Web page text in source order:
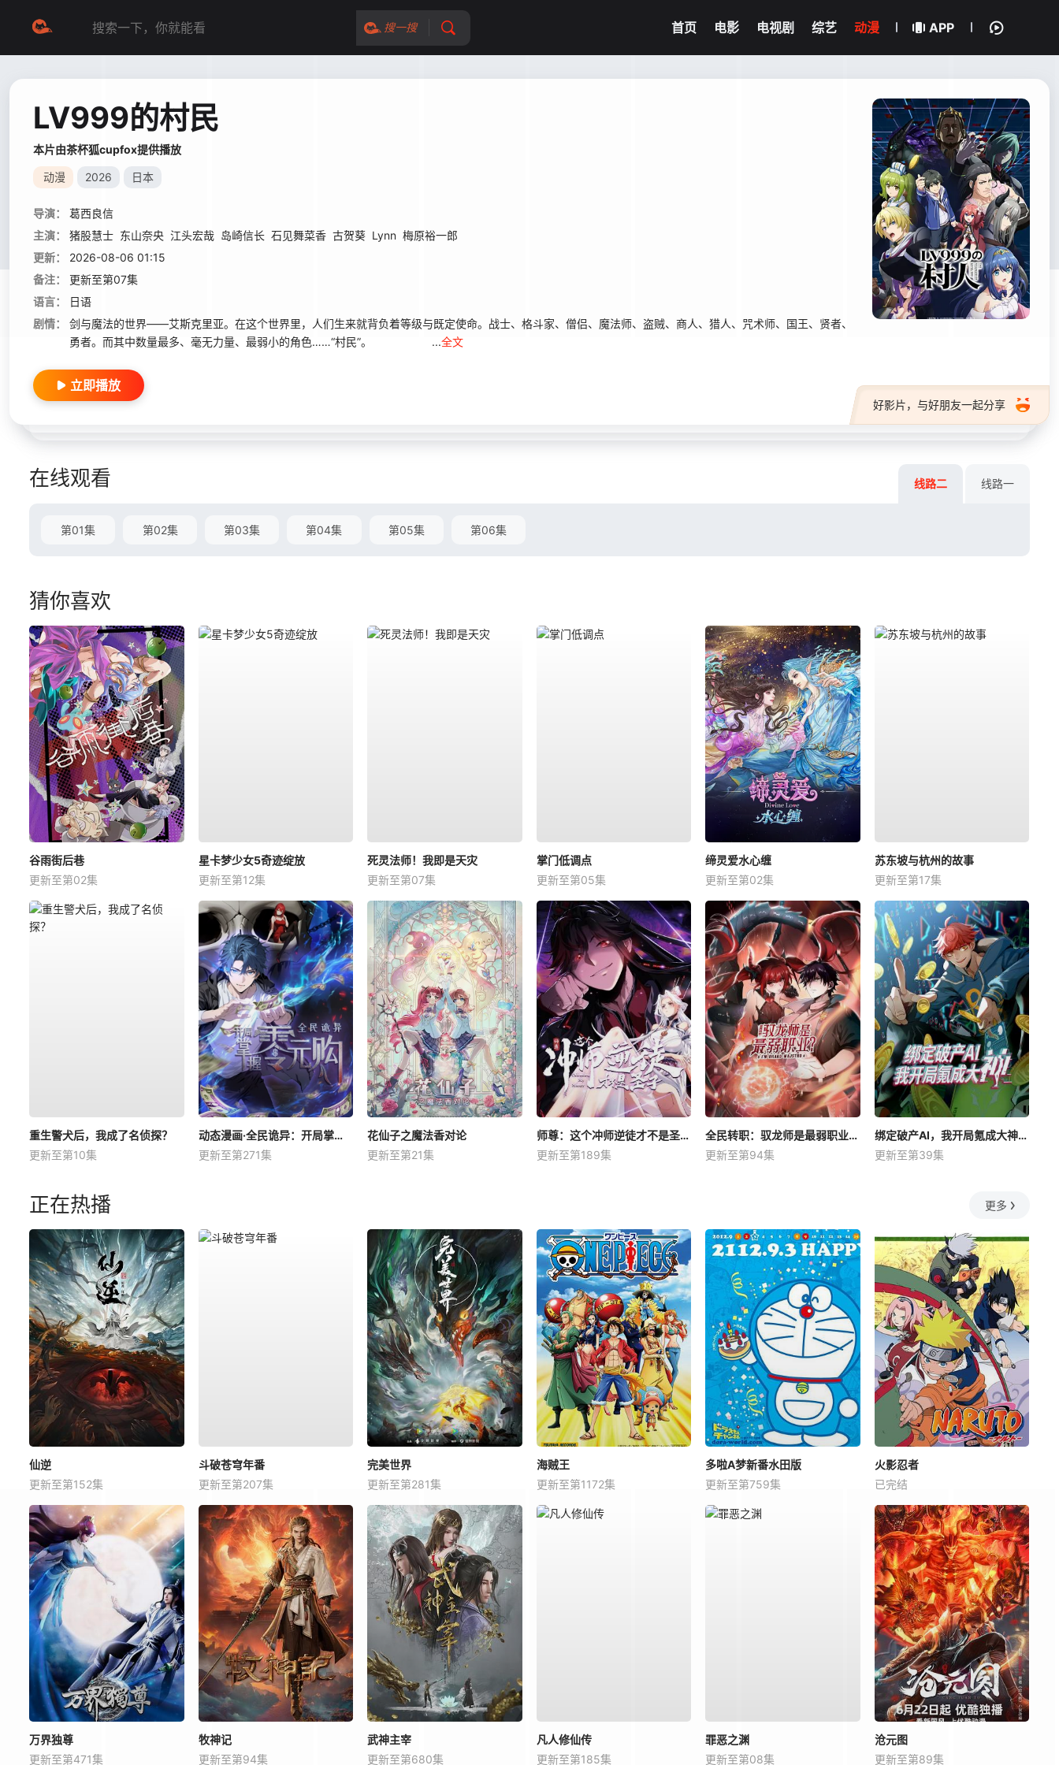
搜一搜 首页 电影 电视剧 综艺 动漫 APP
LV999的村民
本片由茶杯狐cupfox提供播放
动漫 2026 日本
导演：
葛西良信
主演：
猪股慧士 东山奈央 江头宏哉 岛崎信长 石见舞菜香 古贺葵 Lynn 梅原裕一郎
更新：
2026-08-06 01:15
备注：
更新至第07集
语言：
日语
剧情：
剑与魔法的世界——艾斯克里亚。在这个世界里，人们生来就背负着等级与既定使命。战士、格斗家、僧侣、魔法师、盗贼、商人、猎人、咒术师、国王、贤者、
勇者。而其中数量最多、毫无力量、最弱小的角色……“村民”。 ...全文
好影片，与好朋友一起分享
立即播放
在线观看 线路二 线路一
第01集 第02集 第03集 第04集 第05集 第06集
猜你喜欢
谷雨街后巷
更新至第02集
星卡梦少女5奇迹绽放
更新至第12集
死灵法师！我即是天灾
更新至第07集
掌门低调点
更新至第05集
缔灵爱水心缠
更新至第02集
苏东坡与杭州的故事
更新至第17集
重生警犬后，我成了名侦探？
更新至第10集
动态漫画·全民诡异：开局掌握零元购
更新至第271集
花仙子之魔法香对论
更新至第21集
师尊：这个冲师逆徒才不是圣子动态漫
更新至第189集
全民转职：驭龙师是最弱职业？动态漫
更新至第94集
绑定破产AI，我开局氪成大神动态漫
更新至第39集
正在热播 更多
仙逆
更新至第152集
斗破苍穹年番
更新至第207集
完美世界
更新至第281集
海贼王
更新至第1172集
多啦A梦新番水田版
更新至第759集
火影忍者
已完结
万界独尊
更新至第471集
牧神记
更新至第94集
武神主宰
更新至第680集
凡人修仙传
更新至第185集
罪恶之渊
更新至第08集
沧元图
更新至第89集